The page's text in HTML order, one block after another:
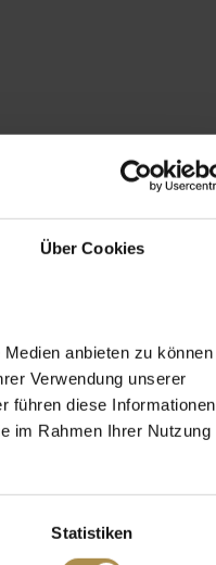
Über Cookies
anbieten zu können
Verwendung unserer
führen diese Informationen
im Rahmen Ihrer Nutzung
Statistiken